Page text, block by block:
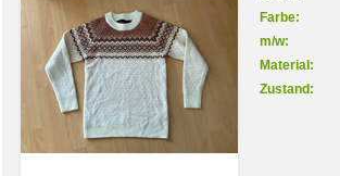
Farbe:
m/w:
Material:
Zustand: